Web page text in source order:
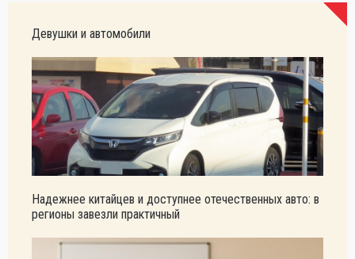
Девушки и автомобили
Надежнее китайцев и доступнее отечественных авто: в
регионы завезли практичный